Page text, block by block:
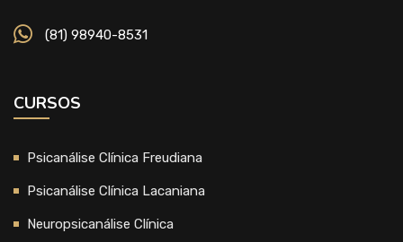
(81) 98940-8531
CURSOS
Psicanálise Clínica Freudiana
Psicanálise Clínica Lacaniana
Neuropsicanálise Clínica